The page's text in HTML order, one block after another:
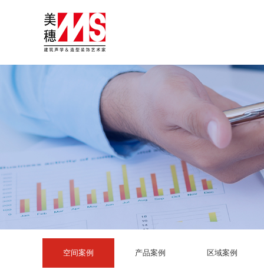
空间案例 产品案例 区域案例